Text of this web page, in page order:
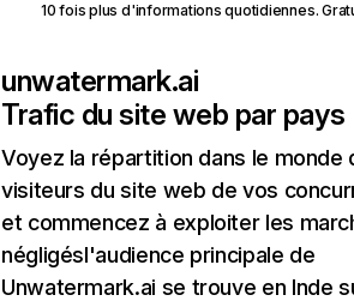
10 fois plus d'informations quotidiennes.
unwatermark.ai
Trafic du site web par pays
Voyez la répartition dans le monde
visiteurs du site web de vos
et commencez à exploiter les
négligésl'audience principale de
Unwatermark.ai se trouve en Inde